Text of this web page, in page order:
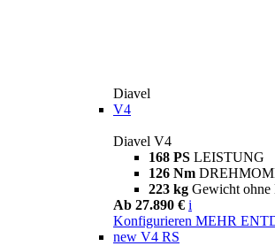
Diavel
V4
Diavel V4
168 PS LEISTUNG
126 Nm
223 kg Gewicht
Ab 27.890 € i
Konfigurieren MEHR
new V4 RS